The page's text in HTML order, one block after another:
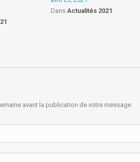
Dans Actualités 2021
avant la publication de votre message